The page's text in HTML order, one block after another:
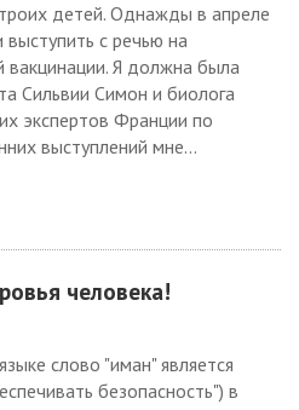
детей. Однажды в апреле
выступить с речью на
вакцинации. Я должна была
Сильвии Симон и биолога
экспертов Франции по
выступлений мне...
человека!
слово "иман" является
безопасность") в